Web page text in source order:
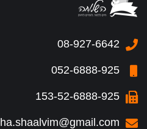
08-927-6642
052-6888-925
153-52-6888-925